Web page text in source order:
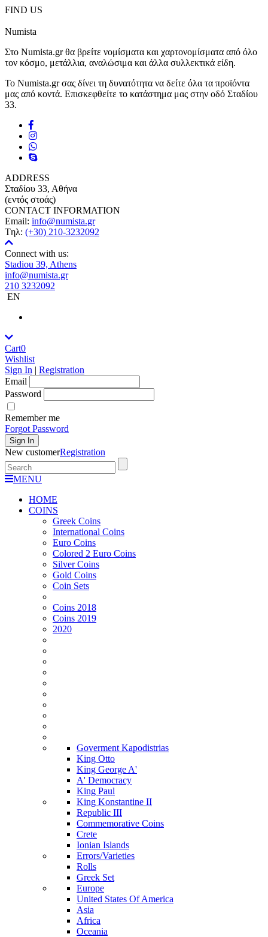
FIND US
Numista
Στο Numista.gr θα βρείτε νομίσματα και χαρτονομίσματα από όλο
τον κόσμο, μετάλλια, αναλώσιμα και άλλα συλλεκτικά είδη.
Το Numista.gr σας δίνει τη δυνατότητα να δείτε όλα τα προϊόντα
μας από κοντά. Επισκεφθείτε το κατάστημα μας στην οδό Σταδίου
33.
ADDRESS
Σταδίου 33, Αθήνα
(εντός στοάς)
CONTACT INFORMATION
Email: info@numista.gr
Tηλ: (+30) 210-3232092
Connect with us:
Stadiou 39, Athens
info@numista.gr
210 3232092
EN
Cart0
Wishlist
Sign In | Registration
Εmail
Password
Remember me
Forgot Password
Sign In
New customerRegistration
MENU
HOME
COINS
Greek Coins
International Coins
Euro Coins
Colored 2 Euro Coins
Silver Coins
Gold Coins
Coin Sets
Coins 2018
Coins 2019
2020
Goverment Kapodistrias
King Otto
King George A'
Α' Democracy
King Paul
King Konstantine II
Republic III
Commemorative Coins
Crete
Ionian Islands
Errors/Varieties
Rolls
Greek Set
Europe
United States Of America
Asia
Africa
Oceania